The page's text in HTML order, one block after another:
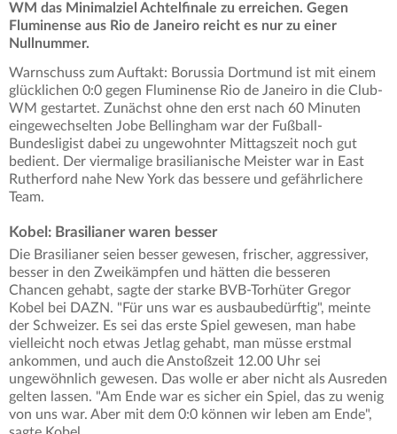
WM das Minimalziel Achtelfinale zu erreichen. Gegen
Fluminense aus Rio de Janeiro reicht es nur zu einer
Nullnummer.
Warnschuss zum Auftakt: Borussia Dortmund ist mit einem
glücklichen 0:0 gegen Fluminense Rio de Janeiro in die Club-
WM gestartet. Zunächst ohne den erst nach 60 Minuten
eingewechselten Jobe Bellingham war der Fußball-
Bundesligist dabei zu ungewohnter Mittagszeit noch gut
bedient. Der viermalige brasilianische Meister war in East
Rutherford nahe New York das bessere und gefährlichere
Team.
Kobel: Brasilianer waren besser
Die Brasilianer seien besser gewesen, frischer, aggressiver,
besser in den Zweikämpfen und hätten die besseren
Chancen gehabt, sagte der starke BVB-Torhüter Gregor
Kobel bei DAZN. "Für uns war es ausbaubedürftig", meinte
der Schweizer. Es sei das erste Spiel gewesen, man habe
vielleicht noch etwas Jetlag gehabt, man müsse erstmal
ankommen, und auch die Anstoßzeit 12.00 Uhr sei
ungewöhnlich gewesen. Das wolle er aber nicht als Ausreden
gelten lassen. "Am Ende war es sicher ein Spiel, das zu wenig
von uns war. Aber mit dem 0:0 können wir leben am Ende",